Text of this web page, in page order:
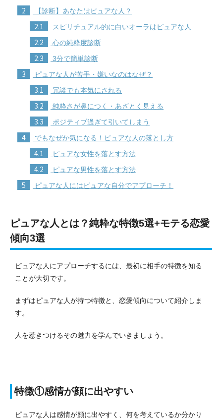
2 【診断】あなたはピュアな人？
2.1 スピリチュアル的に白いオーラはピュアな人
2.2 心の純粋度診断
2.3 3分で簡単診断
3 ピュアな人が苦手・嫌いなのはなぜ？
3.1 冗談でも本気にされる
3.2 純粋さが鼻につく・あざとく見える
3.3 ポジティブ過ぎて引いてしまう
4 でもなぜか気になる！ピュアな人の落とし方
4.1 ピュアな女性を落とす方法
4.2 ピュアな男性を落とす方法
5 ピュアな人にはピュアな自分でアプローチ！
ピュアな人とは？純粋な特徴5選+モテる恋愛
傾向3選
ピュアな人にアプローチするには、最初に相手の特徴を知る
ことが大切です。
まずはピュアな人が持つ特徴と、恋愛傾向について紹介しま
す。
人を惹きつけるその魅力を学んでいきましょう。
特徴①感情が顔に出やすい
ピュアな人は感情が顔に出やすく、何を考えているか分かり